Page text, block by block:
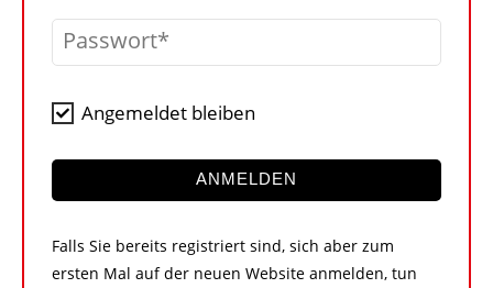
KRAN & BÜHNE
KONTAKT
Passwort
Angemeldet bleiben
ANMELDEN
Falls Sie bereits registriert sind, sich aber zum
ersten Mal auf der neuen Website anmelden, tun